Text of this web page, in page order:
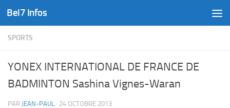
Skip to content
Bel7 Infos
SPORTS
YONEX INTERNATIONAL DE FRANCE DE
BADMINTON Sashina Vignes-Waran
PAR JEAN-PAUL · 24 OCTOBRE 2013